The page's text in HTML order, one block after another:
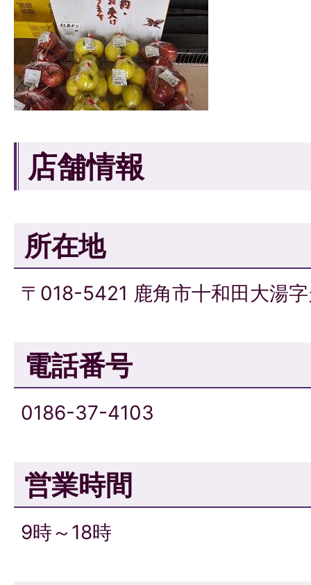
店舗情報
所在地
〒018-5421 鹿角市十和田大湯
電話番号
0186-37-4103
営業時間
9時～18時